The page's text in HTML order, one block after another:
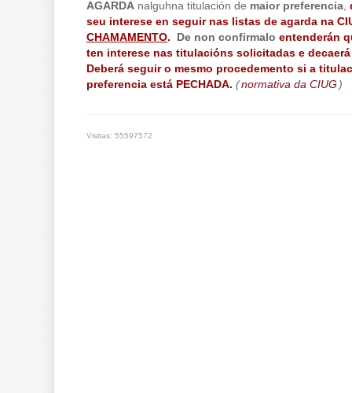
AGARDA nalguhna titulación de maior preferencia
seu interese en seguir nas listas de agarda na
CHAMAMENTO. De non confirmalo entenderán
ten interese nas titulacións solicitadas e
Deberá seguir o mesmo procedemento si a
preferencia está PECHADA. (normativa da CIUG)
Visitas: 55597572